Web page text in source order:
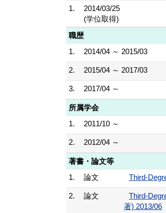
1.
2014/03/25
(学位取得)
職歴
1.
2014/04 ～ 2015/03
2. 2015/04 ～ 2017/03
3. 2017/04 ～
所属学会
1.
2011/10 ～
2. 2012/04 ～
著書・論文等
1.
論文 Third-
2. 論文
Third-
著) 2013/06